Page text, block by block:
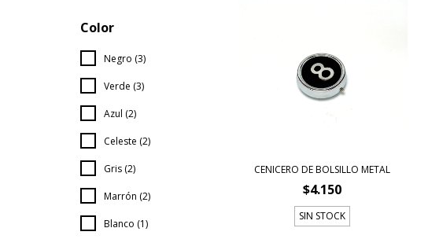
Color
Negro (3)
Verde (3)
Azul (2)
Celeste (2)
Gris (2)
Marrón (2)
Blanco (1)
CENICERO DE BOLSILLO METAL
$4.150
SIN STOCK